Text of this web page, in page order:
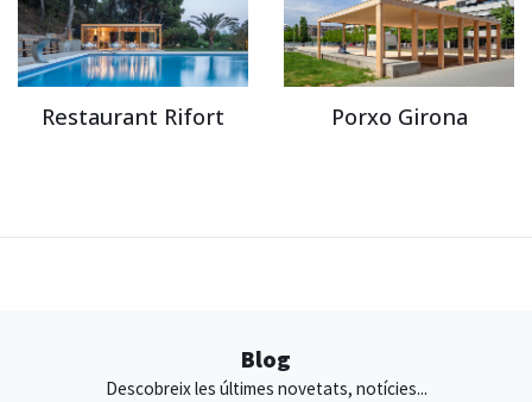
Restaurant Rifort Porxo Girona
Blog
Descobreix les últimes novetats, notícies...